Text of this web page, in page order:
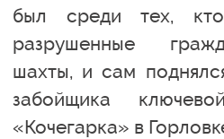
был среди тех, кто
разрушенные
шахты, и сам
забойщика
«Кочегарка» в